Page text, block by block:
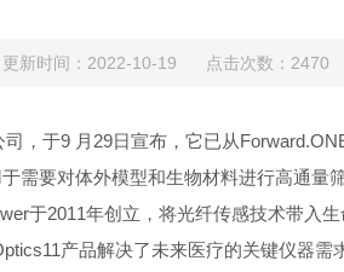
更新时间：2022-10-19 点击次数：2470
司，于9 月 29日宣布，它已从
需要对体外模型和生物材料进行高通量
于2011年创立， 将光纤传感技术带入生
产品解决了未来医疗的关键仪器需